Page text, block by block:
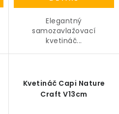
Elegantný
samozavlažovací
kvetináč...
Kvetináč Capi Nature
Craft V13cm